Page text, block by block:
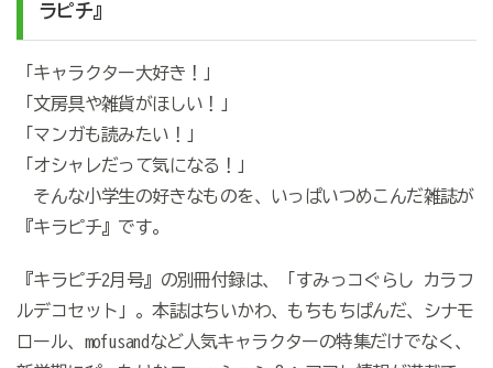
ラピチ』
「キャラクター大好き！」
「文房具や雑貨がほしい！」
「マンガも読みたい！」
「オシャレだって気になる！」
そんな小学生の好きなものを、いっぱいつめこんだ雑誌が
『キラピチ』です。
『キラピチ2月号』の別冊付録は、「すみっコぐらし カラフ
ルデコセット」。本誌はちいかわ、もちもちぱんだ、シナモ
ロール、mofusandなど人気キャラクターの特集だけでなく、